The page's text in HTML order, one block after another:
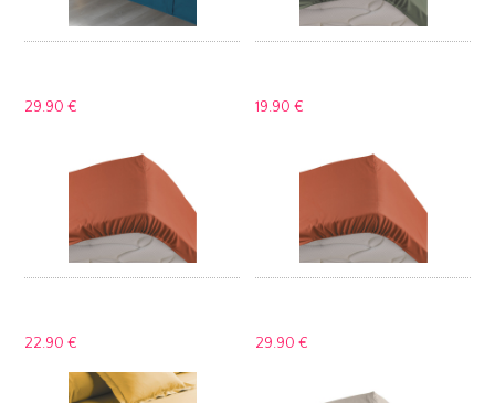
29.90 € 19.90 €
22.90 € 29.90 €